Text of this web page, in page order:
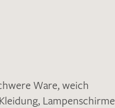
Ware, weich
Kleidung, Lampenschirme